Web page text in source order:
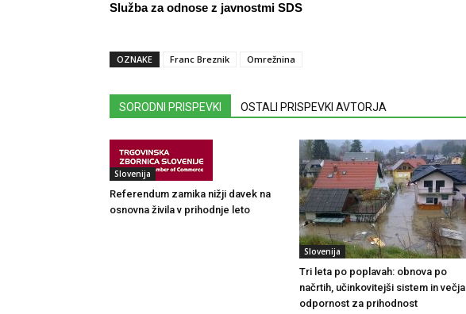
Služba za odnose z javnostmi SDS
OZNAKE Franc Breznik Omrežnina
SORODNI PRISPEVKI OSTALI PRISPEVKI AVTORJA
Slovenija
Referendum zamika nižji davek na
osnovna živila v prihodnje leto
Slovenija
Tri leta po poplavah: obnova po
načrtih, učinkovitejši sistem in večja
odpornost za prihodnost